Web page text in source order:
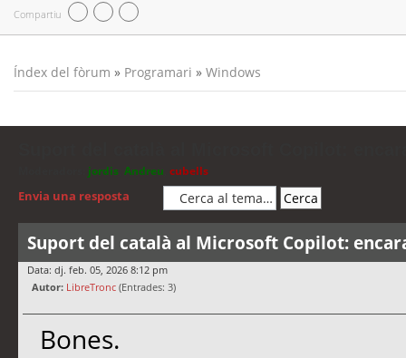
Compartiu
Índex del fòrum » Programari » Windows
jordis Andreu cubells
Envia una resposta
Suport del català al Microsoft Copilot:
Data: dj. feb. 05, 2026 8:12 pm
Autor: LibreTronc (Entrades: 3)
Bones.